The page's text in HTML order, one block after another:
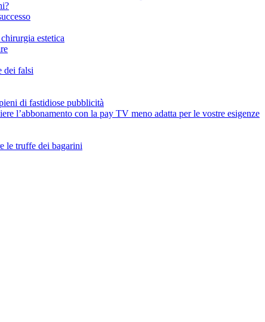
estetica
dei falsi
di fastidiose pubblicità
l’abbonamento con la pay TV meno adatta per le vostre esigenze
le truffe dei bagarini